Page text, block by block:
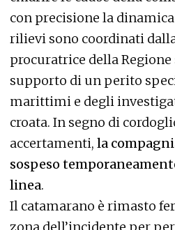
con precisione la
rilievi sono coordinati
procuratrice della
supporto di un perito
marittimi e degli
croata. In segno di
accertamenti, la
sospeso
linea.
Il catamarano è rimasto
zona dell’incidente per